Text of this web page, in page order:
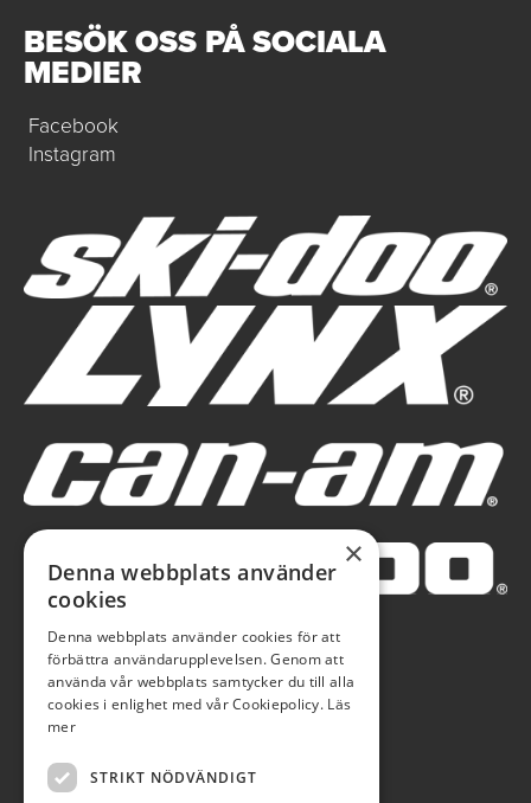
BESÖK OSS PÅ SOCIALA
MEDIER
Facebook
Instagram
×
Denna webbplats använder
cookies
Denna webbplats använder cookies för att
förbättra användarupplevelsen. Genom att
använda vår webbplats samtycker du till alla
cookies i enlighet med vår Cookiepolicy. Läs
mer
STRIKT NÖDVÄNDIGT